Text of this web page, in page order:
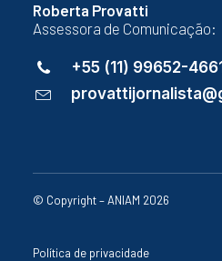
Roberta Provatti
Assessora de Comunicação:
+55 (11) 99652-4661
© Copyright – ANIAM 2026
Política de privacidade